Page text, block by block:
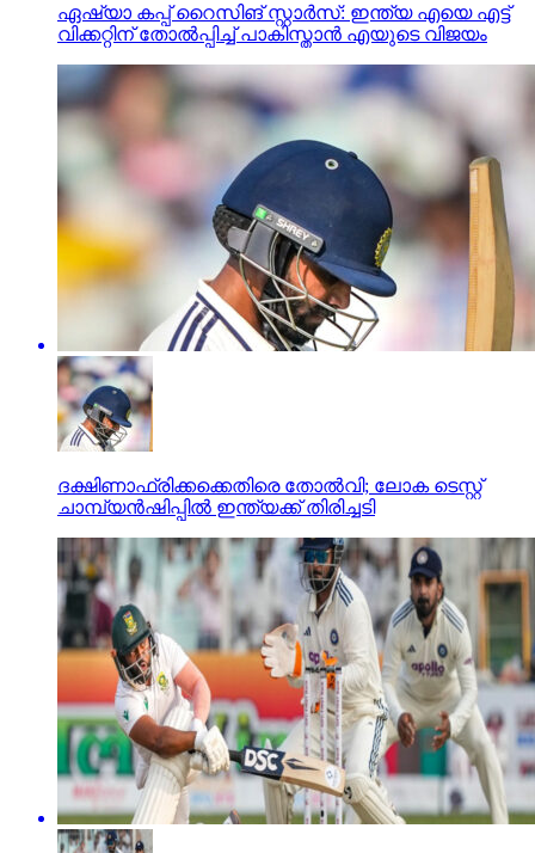
ഏഷ്യാ കപ്പ് റൈസിങ് സ്റ്റാര്‍സ്: ഇന്ത്യ എയെ എട്ട്
വിക്കറ്റിന് തോല്‍പ്പിച്ച് പാകിസ്താന്‍ എയുടെ വിജയം
ദക്ഷിണാഫ്രിക്കക്കെതിരെ തോല്‍വി; ലോക ടെസ്റ്റ്
ചാമ്പ്യന്‍ഷിപ്പില്‍ ഇന്ത്യക്ക് തിരിച്ചടി